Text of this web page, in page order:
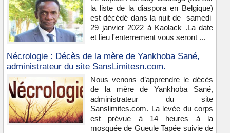
la liste de la diaspora en Belgique)
est décédé dans la nuit de samedi
29 janvier 2022 à Kaolack .La date
et lieu l'enterrement vous seront ...
Nécrologie : Décès de la mère de Yankhoba Sané,
administrateur du site SansLimitesn.com.
Nous venons d’apprendre le décès
de la mère de Yankhoba Sané,
administrateur du site
Sanslimites.com. La levée du corps
est prévue à 14 heures à la
mosquée de Gueule Tapée suivie de